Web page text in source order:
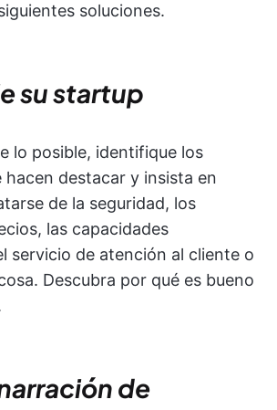
soluciones.
su startup
lo posible, identifique los
destacar y insista en
de la seguridad, los
las capacidades
servicio de atención al cliente o
Descubra por qué es bueno
de